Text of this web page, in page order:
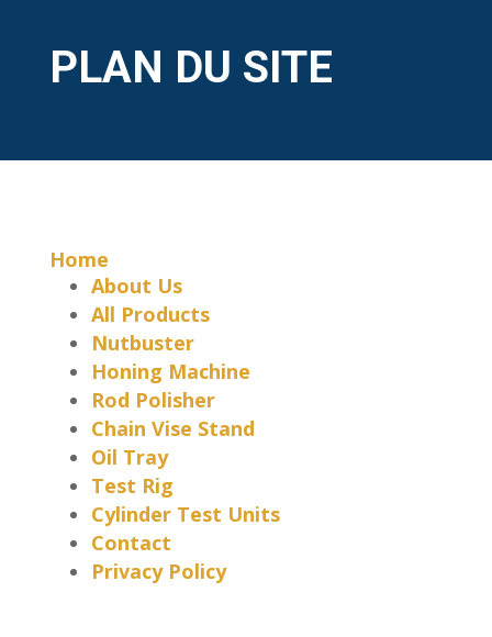
PLAN DU SITE
Home
About Us
All Products
Nutbuster
Honing Machine
Rod Polisher
Chain Vise Stand
Oil Tray
Test Rig
Cylinder Test Units
Contact
Privacy Policy